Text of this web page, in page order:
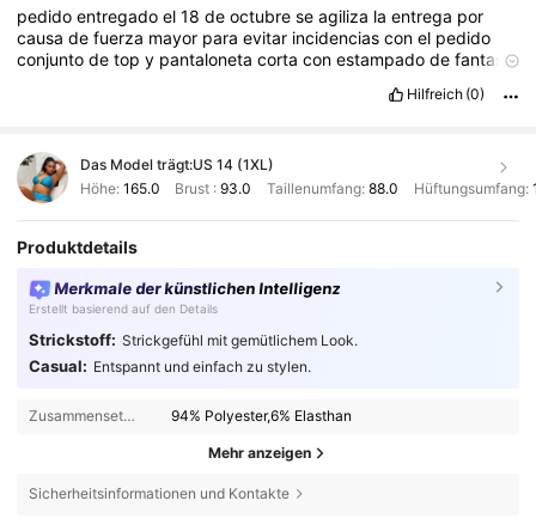
pedidoentregadoel18deoctubreseagiliza laentrega por
causadefuerza mayor paraevitar incidenciasconel pedido
conjuntodetopy pantalonetacortaconestampadodefantasí
Hilfreich (0)
Das Model trägt:US 14 (1XL)
Höhe: 165.0 Brust :93.0 Taillenumfang: 88.0 Hüftungsumfang:
Produktdetails
Merkmale der künstlichen Intelligenz
Erstellt basierend auf den Details
Strickstoff: Strickgefühl mit gemütlichem Look.
Casual: Entspannt und einfach zu stylen.
Zusammensetzung: 94% Polyester,6% Elasthan
Mehr anzeigen
Sicherheitsinformationen und Kontakte